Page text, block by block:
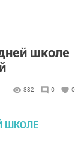
школе
882 0 0